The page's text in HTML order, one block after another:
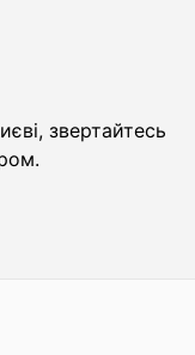
звертайтесь